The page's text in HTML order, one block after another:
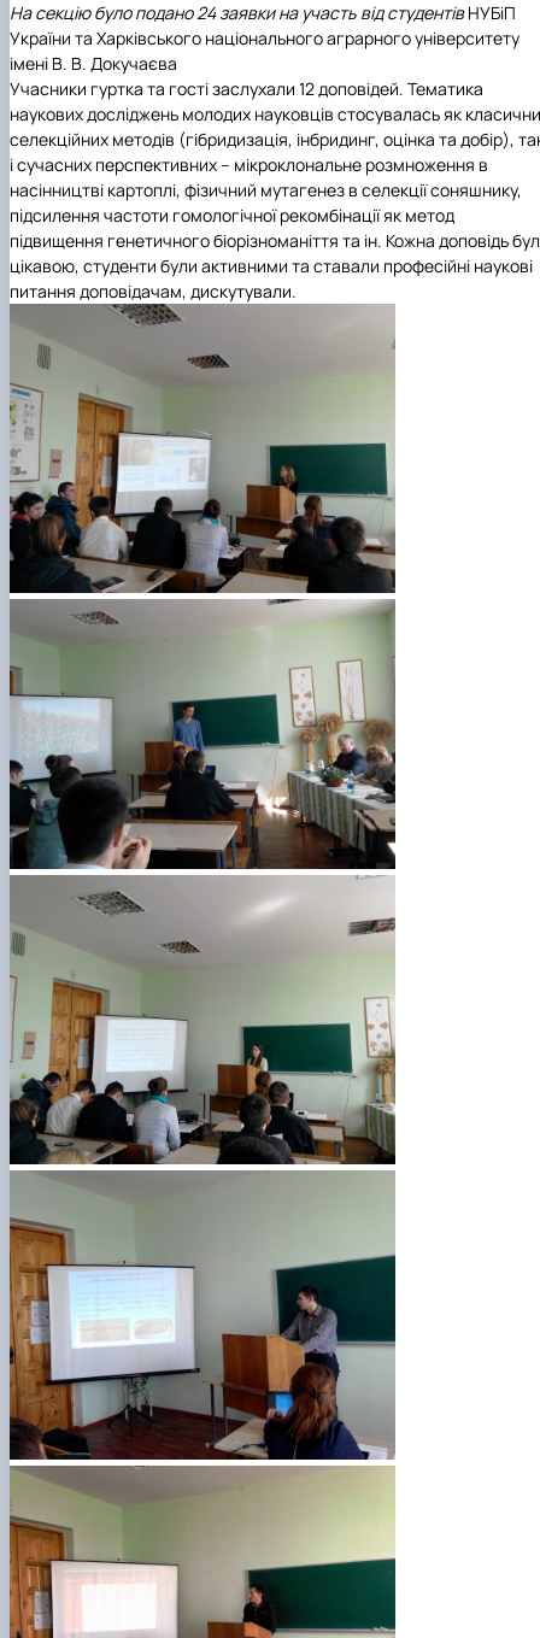
На секцію було подано 24 заявки на участь від студентівНУБіП
України та Харківського національного аграрного університету
імені В. В. Докучаєва
Учасники гуртка та гості заслухали 12 доповідей. Тематика
наукових досліджень молодих науковців стосувалась як
селекційних методів (гібридизація, інбридинг, оцінка та добір),
і сучасних перспективних – мікроклональне розмноження в
насінництві картоплі, фізичний мутагенез в селекції соняшнику,
підсилення частоти гомологічної рекомбінації як метод
підвищення генетичного біорізноманіття та ін. Кожна доповідь
цікавою, студенти були активними та ставали професійні наукові
питання доповідачам, дискутували.